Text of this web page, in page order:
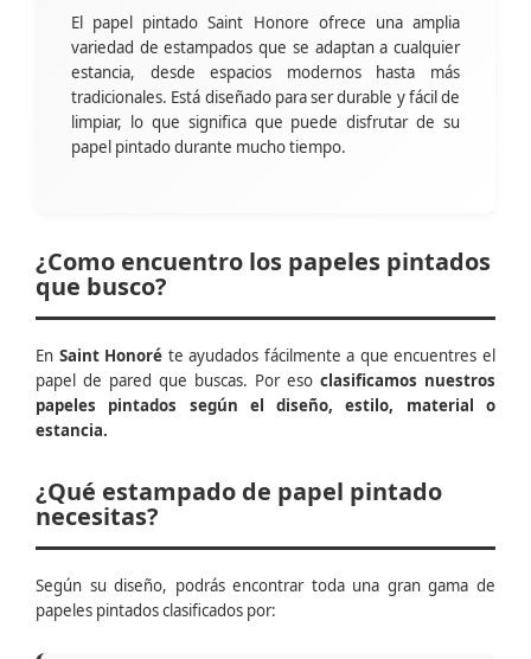
El papel pintado Saint Honore ofrece una amplia
variedad de estampados que se adaptan a cualquier
estancia, desde espacios modernos hasta más
tradicionales. Está diseñado para ser durable y fácil de
limpiar, lo que significa que puede disfrutar de su
papel pintado durante mucho tiempo.
¿Como encuentro los papeles pintados
que busco?
En Saint Honoré te ayudados fácilmente a que encuentres el
papel de pared que buscas. Por eso clasificamos nuestros
papeles pintados según el diseño, estilo, material o
estancia.
¿Qué estampado de papel pintado
necesitas?
Según su diseño, podrás encontrar toda una gran gama de
papeles pintados clasificados por: